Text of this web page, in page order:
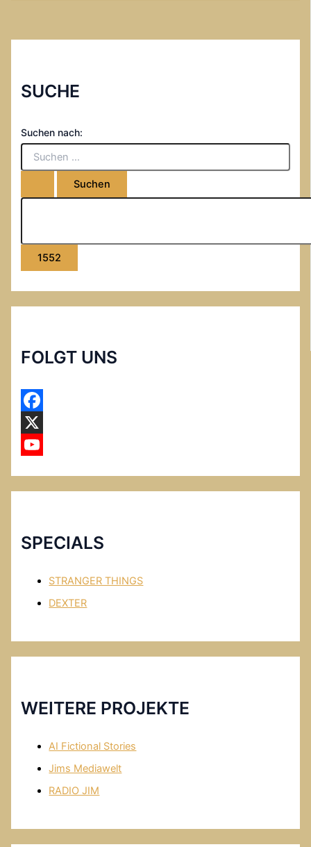
SUCHE
Suchen nach:
FOLGT UNS
F
a
e
o
X
o
T
SPECIALS
STRANGER THINGS
DEXTER
WEITERE PROJEKTE
AI Fictional Stories
Jims Mediawelt
RADIO JIM